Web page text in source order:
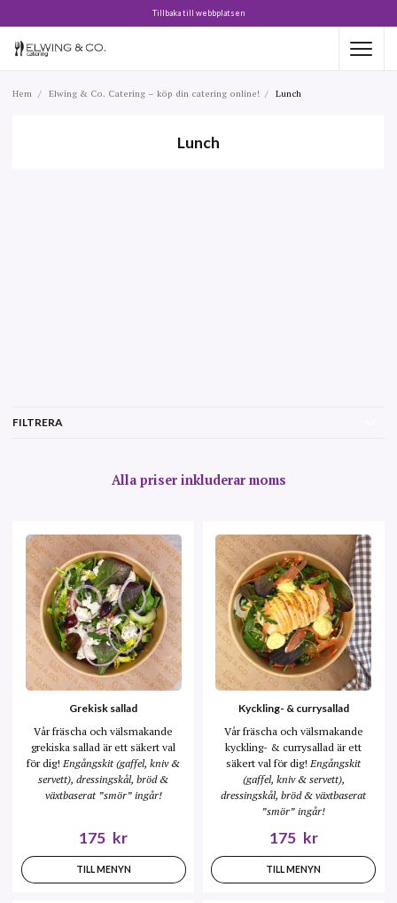
Tillbaka till webbplatsen
Hem Elwing & Co. Catering – köp din catering online! Lunch
Lunch
FILTRERA
Alla priser inkluderar moms
Grekisk sallad
Vår fräscha och välsmakande
grekiska sallad är ett säkert val
för dig! Engångskit (gaffel, kniv &
servett), dressingskål, bröd &
växtbaserat ”smör” ingår!
175 kr
TILL MENYN
Kyckling- & currysallad
Vår fräscha och välsmakande
kyckling- & currysallad är ett
säkert val för dig! Engångskit
(gaffel, kniv & servett),
dressingskål, bröd & växtbaserat
”smör” ingår!
175 kr
TILL MENYN